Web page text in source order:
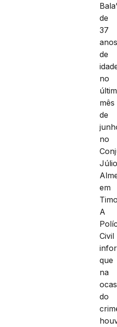
de
37
de
no
mês
de
no
em
A
Civil
que
na
do